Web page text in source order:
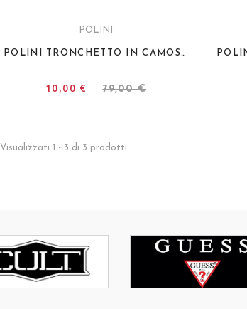
POLINI
POLINI TRONCHETTO IN CAMOSCIO SPIANATO
10,00 € 79,00 €
Visualizzati 1 - 3 di 3 prodotti